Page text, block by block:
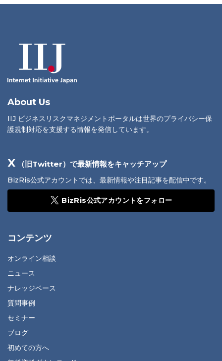
About Us
IIJ ビジネスリスクマネジメントポータルは世界のプライバシー保
護規制対応を支援する情報を発信しています。
X （旧Twitter）で最新情報をキャッチアップ
BizRis公式アカウントでは、最新情報や注目記事を配信中です。
BizRis公式アカウントをフォロー
コンテンツ
オンライン相談
ニュース
ナレッジベース
質問事例
セミナー
ブログ
初めての方へ